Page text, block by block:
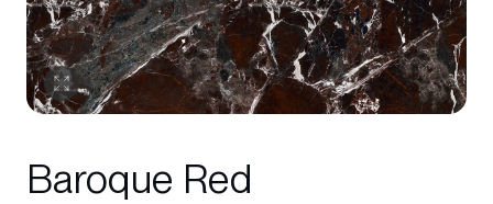
Baroque Red